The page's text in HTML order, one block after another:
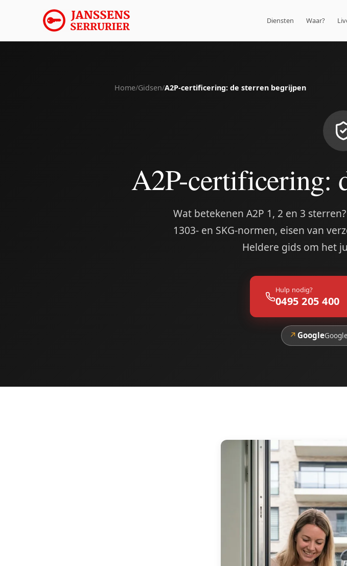
Diensten Waar?
Home/Gidsen/A2P-certificering: de sterren begrijpen
A2P-certificering:
Wat betekenen A2P 1, 2 en 3
1303- en SKG-normen, eisen van
Heldere gids om het
Hulp nodig?
0495 205 400
↗ Google